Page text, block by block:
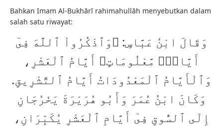
Bahkan Imam Al-Bukhārī rahimahullāh menyebutkan dalam
salah satu riwayat:
وَقَالَ ابْنُ عَبَّاسٍ: ﴿وَٱذْكُرُواْ ٱللَّهَ فِىٓ
أَيَّامٍۢ مَّعْلُومَاتٍ﴾ أَيَّامُ ٱلْعَشْرِ،
وَٱلْأَيَّامُ ٱلْمَعْدُودَاتُ أَيَّامُ ٱلتَّشْرِيقِ.
وَكَانَ ابْنُ عُمَرَ وَأَبُو هُرَيْرَةَ يَخْرُجَانِ
إِلَى ٱلسُّوقِ فِىٓ أَيَّامِ ٱلْعَشْرِ يُكَبِّرَانِ،